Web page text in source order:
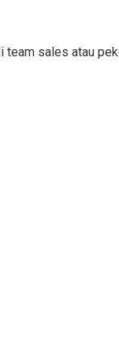
sales atau